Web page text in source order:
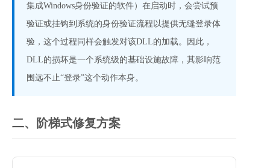
集成Windows身份验证的软件）在启动时，会尝试预
验证或挂钩到系统的身份验证流程以提供无缝登录体
验，这个过程同样会触发对该DLL的加载。因此，
DLL的损坏是一个系统级的基础设施故障，其影响范
围远不止“登录”这个动作本身。
二、阶梯式修复方案